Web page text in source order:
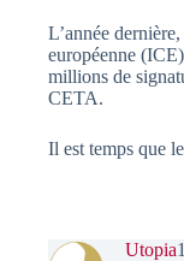
L’année
européenne
millions de
CETA.
Il est temps que
Utopia